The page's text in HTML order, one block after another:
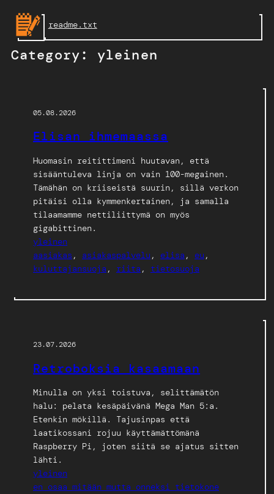
Skip
content
readme.txt
Category: yleinen
05.08.2026
Elisan ihmemaassa
Huomasin reitittimeni huutavan, että
sisääntuleva linja on vain 100-megainen.
Tämähän on kriiseistä suurin, sillä verkon
pitäisi olla kymmenkertainen, ja samalla
tilaamamme nettiliittymä on myös
gigabittinen.
yleinen
aasiakas , asiakaspalvelu , elisa , eu
kuluttajansuoja , riita , tietosuoja
23.07.2026
Retroboksia kasaamaan
Minulla on yksi toistuva, selittämätön
halu: pelata kesäpäivänä Mega Man 5:a.
Etenkin mökillä. Tajusinpas että
laatikossani rojuu käyttämättömänä
Raspberry Pi, joten siitä se ajatus sitten
lähti.
yleinen
en osaa mitään mutta onneksi tietokone